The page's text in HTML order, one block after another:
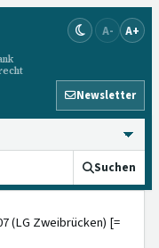
A- A+
Newsletter
Suchen
(LG Zweibrücken) [=